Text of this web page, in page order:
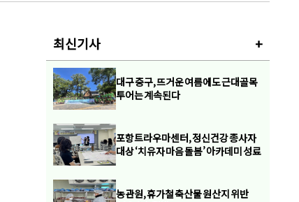
최신기사 +
대구 중구, 뜨거운 여름에도 근대골목
투어는 계속된다
포항트라우마센터, 정신건강 종사자
대상 ‘치유자 마음 돌봄’ 아카데미 성료
농관원, 휴가철 축산물 원산지 위반